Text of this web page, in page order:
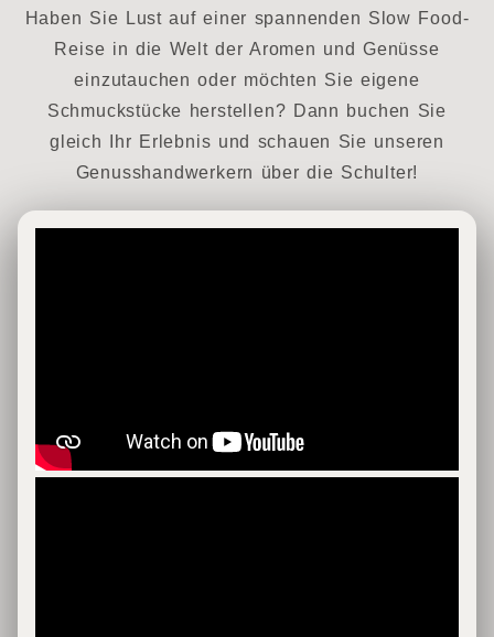
Haben Sie Lust auf einer spannenden Slow Food-
Reise in die Welt der Aromen und Genüsse
einzutauchen oder möchten Sie eigene
Schmuckstücke herstellen? Dann buchen Sie
gleich Ihr Erlebnis und schauen Sie unseren
Genusshandwerkern über die Schulter!